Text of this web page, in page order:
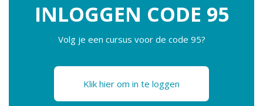
INLOGGEN CODE 95
Volg je een cursus voor de code 95?
Klik hier om in te loggen